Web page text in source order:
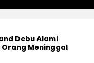
Debu Alami
Meninggal